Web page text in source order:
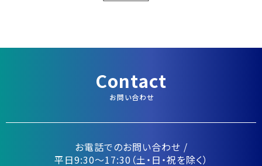
Contact
お問い合わせ
お電話でのお問い合わせ /
平日9:30〜17:30（土・日・祝を除く）